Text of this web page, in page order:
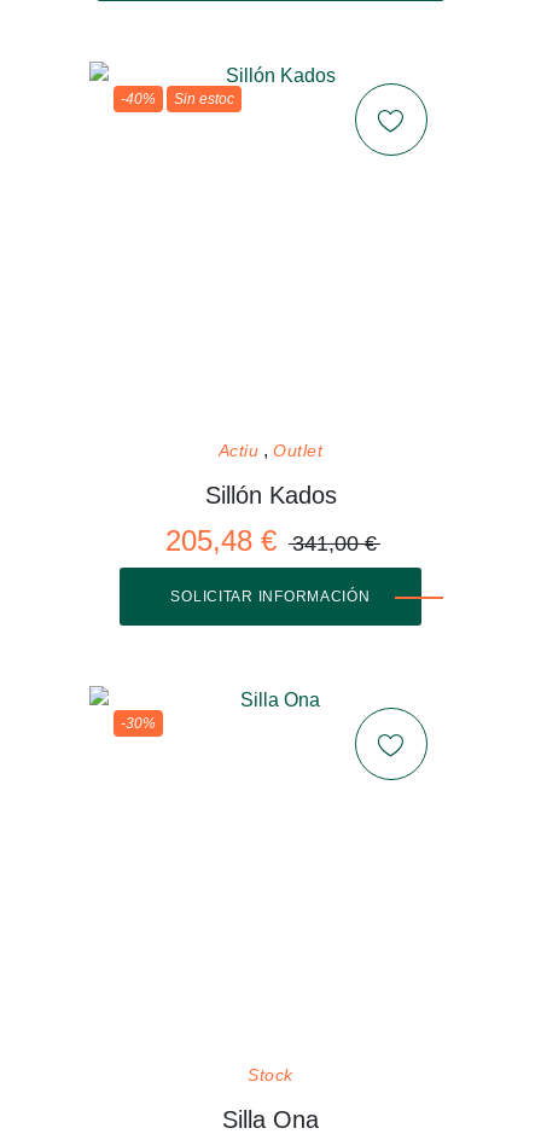
-40% Sin estoc
Actiu Outlet
Sillón Kados
205,48 € 341,00 €
SOLICITAR INFORMACIÓN
-30%
Stock
Silla Ona